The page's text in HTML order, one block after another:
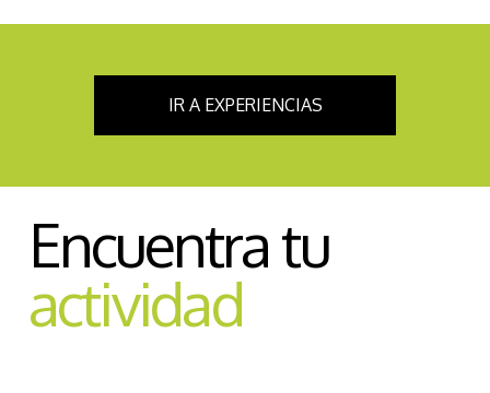
IR A EXPERIENCIAS
Encuentra tu
actividad